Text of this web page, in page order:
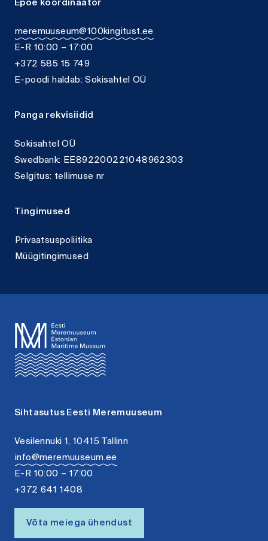
the
page
Epoe koordinaator
meremuuseum@100kingitust.ee
E-R 10:00 – 17:00
+372 585 15 749
E-poodi haldab: Sokisahtel OÜ
Panga rekvisiidid
Sokisahtel OÜ
Swedbank: EE892200221048962303
Selgitus: tellimuse nr
Tingimused
Privaatsuspoliitika
Müügitingimused
Sihtasutus Eesti Meremuuseum
Vesilennuki 1, 10415 Tallinn
info@meremuuseum.ee
E-R 10:00 – 17:00
+372 641 1408
Võta meiega ühendust